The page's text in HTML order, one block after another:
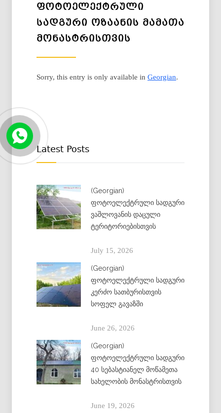
ᲤᲝᲢᲝᲔᲚᲔᲥᲢᲠᲣᲚᲘ
ᲡᲐᲓᲒᲣᲠᲘ ᲝᲖᲐᲐᲜᲘᲡ ᲛᲐᲛᲐᲗᲐ
ᲛᲝᲜᲐᲡᲢᲠᲘᲡᲗᲕᲘᲡ
Sorry, this entry is only available in Georgian.
Latest Posts
(Georgian)
ფოტოელექტრული სადგური
ვაშლოვანის დაცული
ტერიტორიებისთვის
July 15, 2026
(Georgian)
ფოტოელექტრული სადგური
კერძო სათბურისთვის
სოფელ გავაზში
June 26, 2026
(Georgian)
ფოტოელექტრული სადგური
40 სებასტიანელ მოწამეთა
სახელობის მონასტრისთვის
June 19, 2026